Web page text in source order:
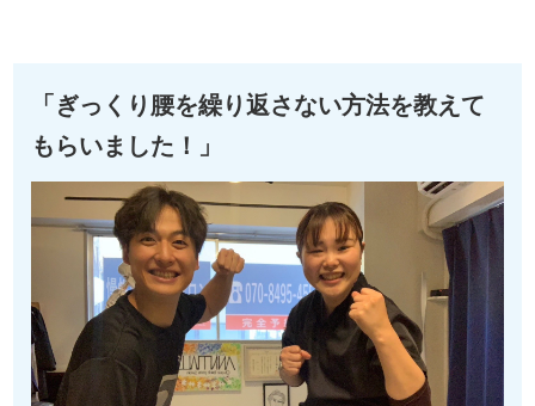
「ぎっくり腰を繰り返さない方法を教えて
もらいました！」